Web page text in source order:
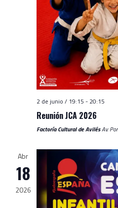
2 de junio / 19:15 - 20:15
Reunión JCA 2026
Factoría Cultural de AvilésAv.
Abr
18
2026